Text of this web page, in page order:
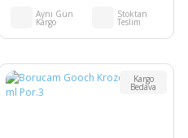
Aynı Gün
Kargo
Stoktan
Teslim
Kargo
Bedava